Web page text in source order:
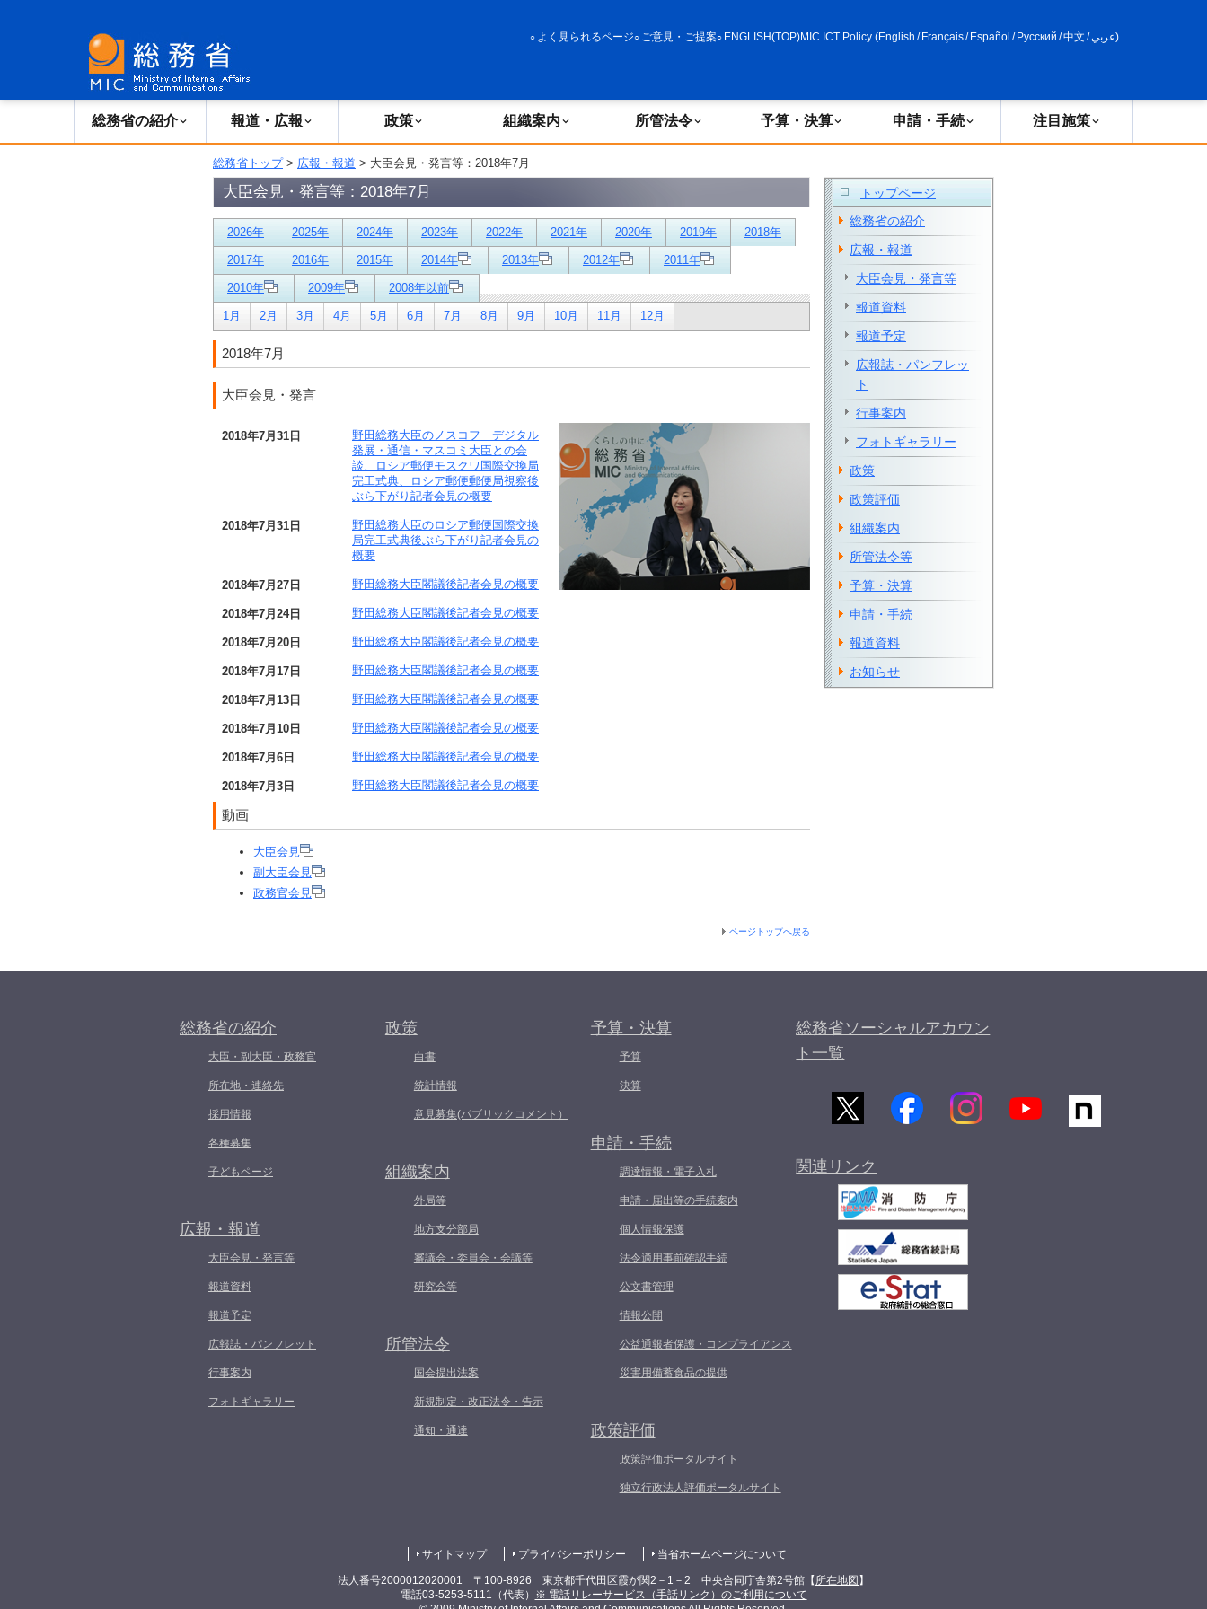
よく見られるページ ご意見・ご提案 ENGLISH(TOP)MIC ICT Policy (English / Français/ Español / Русский /中文 /عربي)
総務省の紹介 報道・広報 政策 組織案内 所管法令 予算・決算 申請・手続 注目施策
総務省トップ> 広報・報道 > 大臣会見・発言等：2018年7月
大臣会見・発言等：2018年7月
2026年 2025年 2024年 2023年 2022年 2021年 2020年 2019年 2018年
2017年 2016年 2015年 2014年 2013年 2012年 2011年
2010年 2009年 2008年以前
1月 2月 3月 4月 5月 6月 7月 8月 9月 10月 11月 12月
2018年7月
大臣会見・発言
2018年7月31日
野田総務大臣のノスコフ デジタル
発展・通信・マスコミ大臣との会
談、ロシア郵便モスクワ国際交換局
完工式典、ロシア郵便郵便局視察後
ぶら下がり記者会見の概要
2018年7月31日
野田総務大臣のロシア郵便国際交換
局完工式典後ぶら下がり記者会見の
概要
2018年7月27日 野田総務大臣閣議後記者会見の概要
2018年7月24日 野田総務大臣閣議後記者会見の概要
2018年7月20日 野田総務大臣閣議後記者会見の概要
2018年7月17日 野田総務大臣閣議後記者会見の概要
2018年7月13日 野田総務大臣閣議後記者会見の概要
2018年7月10日 野田総務大臣閣議後記者会見の概要
2018年7月6日 野田総務大臣閣議後記者会見の概要
2018年7月3日 野田総務大臣閣議後記者会見の概要
動画
大臣会見
副大臣会見
政務官会見
ページトップへ戻る
トップページ
総務省の紹介
広報・報道
大臣会見・発言等
報道資料
報道予定
広報誌・パンフレッ
ト
行事案内
フォトギャラリー
政策
政策評価
組織案内
所管法令等
予算・決算
申請・手続
報道資料
お知らせ
総務省の紹介
大臣・副大臣・政務官
所在地・連絡先
採用情報
各種募集
子どもページ
広報・報道
大臣会見・発言等
報道資料
報道予定
広報誌・パンフレット
行事案内
フォトギャラリー
政策
白書
統計情報
意見募集(パブリックコメント）
組織案内
外局等
地方支分部局
審議会・委員会・会議等
研究会等
所管法令
国会提出法案
新規制定・改正法令・告示
通知・通達
予算・決算
予算
決算
申請・手続
調達情報・電子入札
申請・届出等の手続案内
個人情報保護
法令適用事前確認手続
公文書管理
情報公開
公益通報者保護・コンプライアンス
災害用備蓄食品の提供
政策評価
政策評価ポータルサイト
独立行政法人評価ポータルサイト
総務省ソーシャルアカウン
ト一覧
関連リンク
サイトマップ プライバシーポリシー 当省ホームページについて
法人番号2000012020001 〒100-8926 東京都千代田区霞が関2－1－2 中央合同庁舎第2号館【 所在地図 】
電話03-5253-5111（代表）
※ 電話リレーサービス（手話リンク）のご利用について